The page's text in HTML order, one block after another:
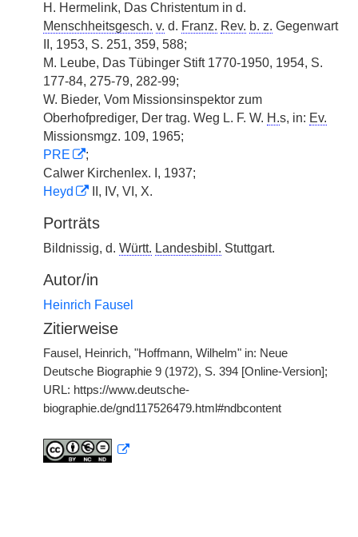
H. Hermelink, Das Christentum in d.
Menschheitsgesch. v. d. Franz. Rev. b. z. Gegenwart
II, 1953, S. 251, 359, 588;
M. Leube, Das Tübinger Stift 1770-1950, 1954, S.
177-84, 275-79, 282-99;
W. Bieder, Vom Missionsinspektor zum
Oberhofprediger, Der trag. Weg L. F. W. H.s, in: Ev.
Missionsmgz. 109, 1965;
PRE
;
Calwer Kirchenlex. I, 1937;
Heyd
II, IV, VI, X.
Porträts
Bildnissig, d. Württ. Landesbibl. Stuttgart.
Autor/in
Heinrich Fausel
Zitierweise
Fausel, Heinrich, "Hoffmann, Wilhelm" in: Neue
Deutsche Biographie 9 (1972), S. 394 [Online-Version];
URL: https://www.deutsche-
biographie.de/gnd117526479.html#ndbcontent